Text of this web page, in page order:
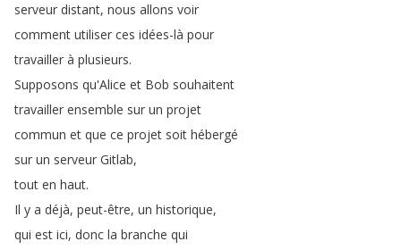
serveur distant, nous allons voir
comment utiliser ces idées-là pour
travailler à plusieurs.
Supposons qu'Alice et Bob souhaitent
travailler ensemble sur un projet
commun et que ce projet soit hébergé
sur un serveur Gitlab,
tout en haut.
Il y a déjà, peut-être, un historique,
qui est ici, donc la branche qui